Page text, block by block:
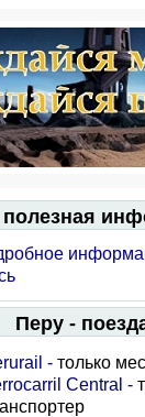
полезная
Перу -
- только
Central -